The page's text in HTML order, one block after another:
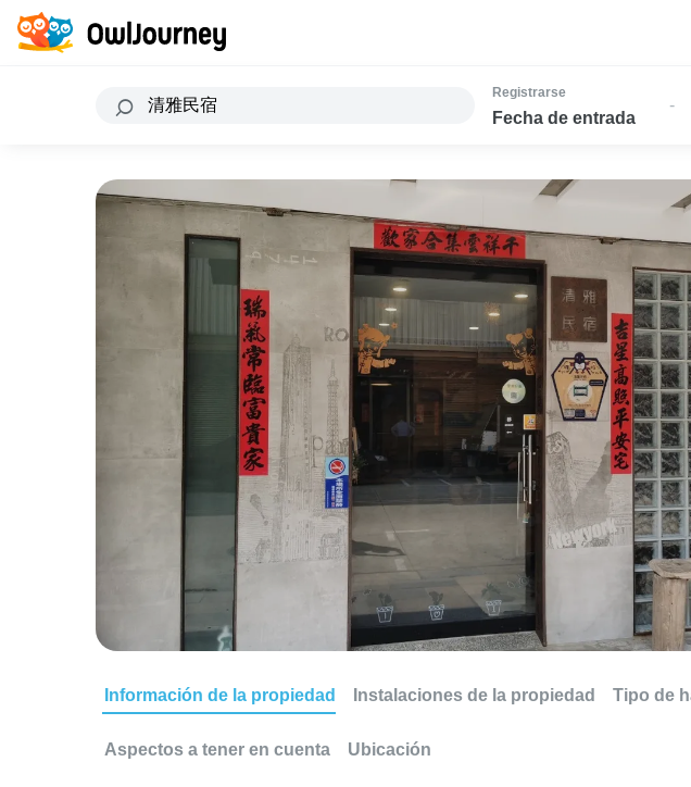
Registrarse
Fecha de entrada
-
Información de la propiedad Instalaciones de la propiedad Tipo de
Aspectos a tener en cuenta Ubicación